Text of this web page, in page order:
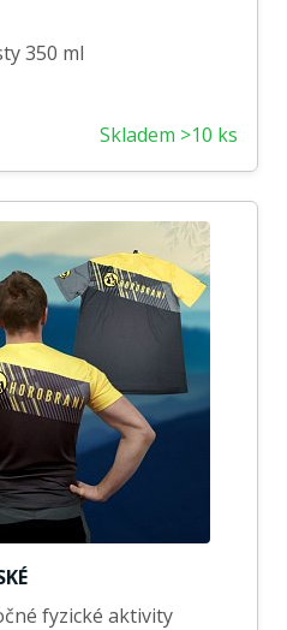
350 ml
Skladem >10 ks
fyzické aktivity